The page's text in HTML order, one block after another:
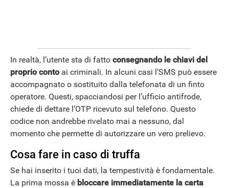
In realtà, l’utente sta di fatto consegnando le chiavi del
proprio contoai criminali. In alcuni casi l’SMS può essere
accompagnato o sostituito dalla telefonata di un finto
operatore. Questi, spacciandosi per l’ufficio antifrode,
chiede di dettare l’OTP ricevuto sul telefono. Questo
codice non andrebbe rivelato mai a nessuno, dal
momento che permette di autorizzare un vero prelievo.
Cosa fare in caso di truffa
Se hai inserito i tuoi dati, la tempestività è fondamentale.
La prima mossa è bloccare immediatamente la carta